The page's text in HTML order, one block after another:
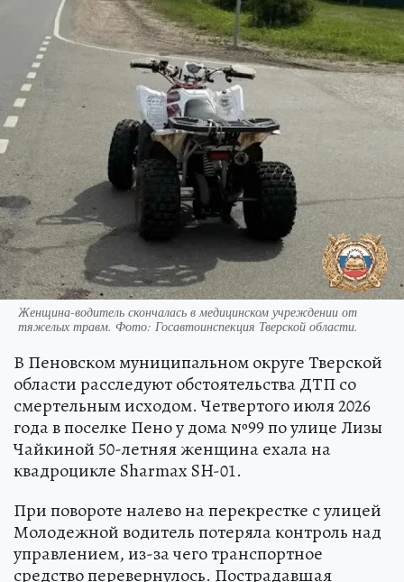
Женщина-водитель скончалась в медицинском учреждении от
тяжелых травм. Фото: Госавтоинспекция Тверской области.
В Пеновском муниципальном округе Тверской
области расследуют обстоятельства ДТП со
смертельным исходом. Четвертого июля 2026
года в поселке Пено у дома №99 по улице Лизы
Чайкиной 50-летняя женщина ехала на
квадроцикле Sharmax SH-01.
При повороте налево на перекрестке с улицей
Молодежной водитель потеряла контроль над
управлением, из-за чего транспортное
средство перевернулось. Пострадавшая